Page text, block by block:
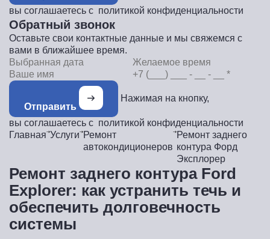
вы соглашаетесь с политикой конфиденциальности
Обратный звонок
Оставьте свои контактные данные и мы свяжемся с
вами в ближайшее время.
Отправить
Нажимая на кнопку,
вы соглашаетесь с политикой конфиденциальности
Главная Услуги Ремонт
автокондиционеров
Ремонт заднего
контура Форд
Эксплорер
Ремонт заднего контура Ford
Explorer: как устранить течь и
обеспечить долговечность
системы